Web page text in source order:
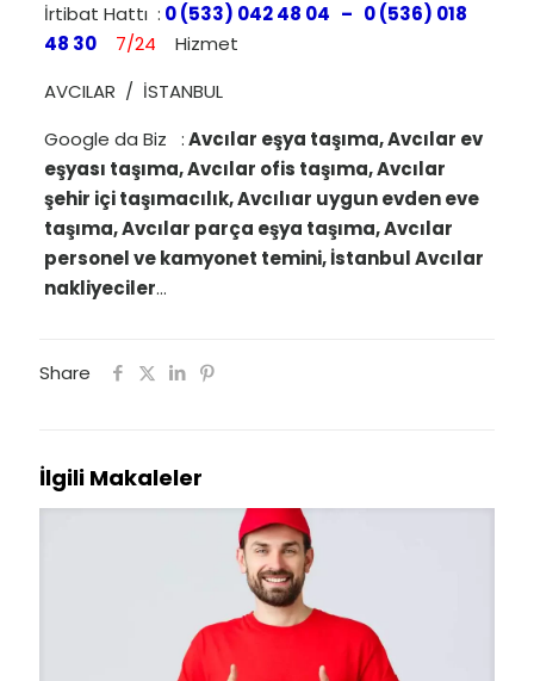
İrtibat Hattı : 0 (533) 042 48 04 – 0 (536) 018
48 30
7/24
Hizmet
AVCILAR / İSTANBUL
Google da Biz :Avcılar eşya taşıma, Avcılar ev
eşyası taşıma, Avcılar ofis taşıma, Avcılar
şehir içi taşımacılık, Avcılıar uygun evden eve
taşıma, Avcılar parça eşya taşıma, Avcılar
personel ve kamyonet temini, İstanbul Avcılar
nakliyeciler…
Share
İlgili Makaleler